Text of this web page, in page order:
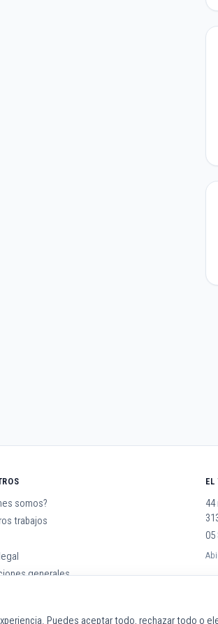
somos?
trabajos
generales
EL
05
Puedes aceptar todo, rechazar todo o